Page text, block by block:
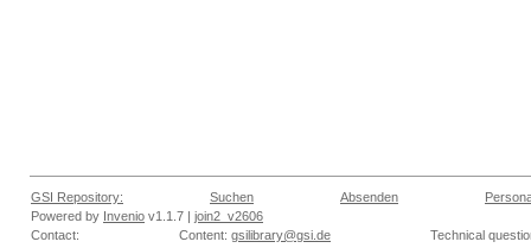
GSI Repository: Suchen Absenden
Powered by Invenio v1.1.7 | join2_v2606
Contact:
Content: gsilibrary@gsi.de Technical